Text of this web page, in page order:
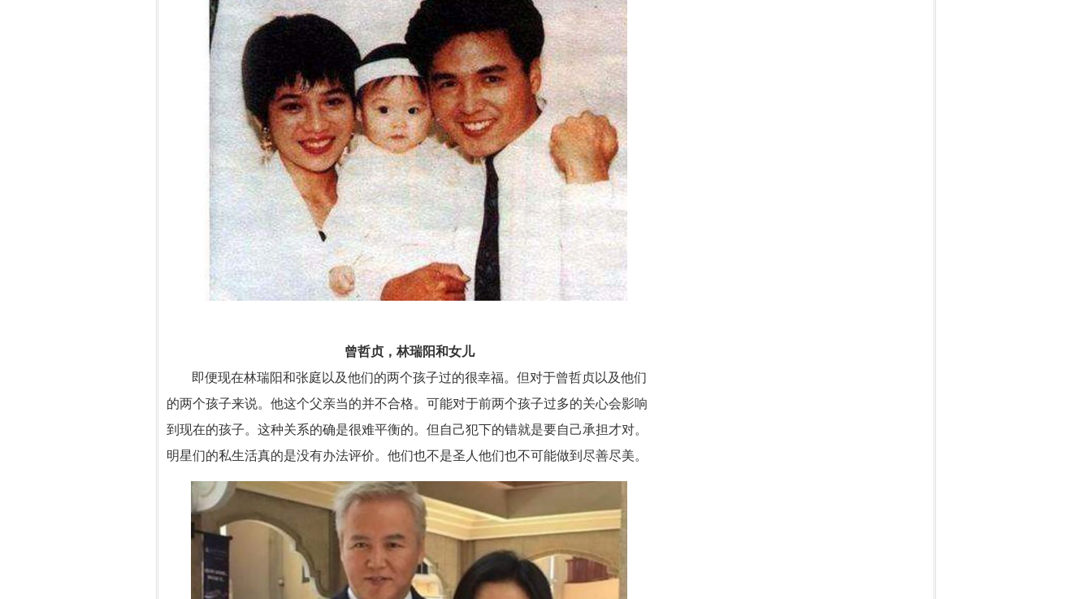
曾哲贞，林瑞阳和女儿
即便现在林瑞阳和张庭以及他们的两个孩子过的很幸福。但对于曾哲贞以及他们
的两个孩子来说。他这个父亲当的并不合格。可能对于前两个孩子过多的关心会影响
到现在的孩子。这种关系的确是很难平衡的。但自己犯下的错就是要自己承担才对。
明星们的私生活真的是没有办法评价。他们也不是圣人他们也不可能做到尽善尽美。